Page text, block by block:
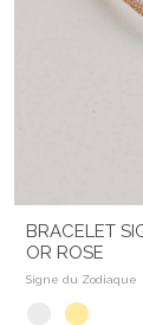
BRACELET
OR ROSE
Signe du Zodiaque